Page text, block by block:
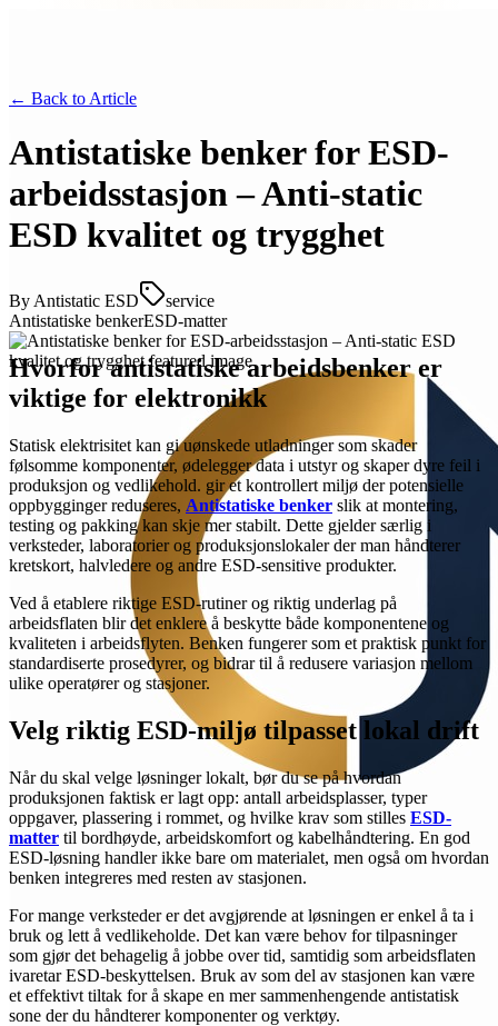
← Back to Article
Antistatiske benker for ESD-
arbeidsstasjon – Anti-static
ESD kvalitet og trygghet
By Antistatic ESD
service
Antistatiske benkerESD-matter
Hvorfor antistatiske arbeidsbenker er
viktige for elektronikk
Statisk elektrisitet kan gi uønskede utladninger som skader
følsomme komponenter, ødelegger data i utstyr og skaper dyre feil i
produksjon og vedlikehold. gir et kontrollert miljø der potensielle
oppbygginger reduseres, Antistatiske benker slik at montering,
testing og pakking kan skje mer stabilt. Dette gjelder særlig i
verksteder, laboratorier og produksjonslokaler der man håndterer
kretskort, halvledere og andre ESD-sensitive produkter.
Ved å etablere riktige ESD-rutiner og riktig underlag på
arbeidsflaten blir det enklere å beskytte både komponentene og
kvaliteten i arbeidsflyten. Benken fungerer som et praktisk punkt for
standardiserte prosedyrer, og bidrar til å redusere variasjon mellom
ulike operatører og stasjoner.
Velg riktig ESD-miljø tilpasset lokal drift
Når du skal velge løsninger lokalt, bør du se på hvordan
produksjonen faktisk er lagt opp: antall arbeidsplasser, typer
oppgaver, plassering i rommet, og hvilke krav som stilles ESD-
matter til bordhøyde, arbeidskomfort og kabelhåndtering. En god
ESD-løsning handler ikke bare om materialet, men også om hvordan
benken integreres med resten av stasjonen.
For mange verksteder er det avgjørende at løsningen er enkel å ta i
bruk og lett å vedlikeholde. Det kan være behov for tilpasninger
som gjør det behagelig å jobbe over tid, samtidig som arbeidsflaten
ivaretar ESD-beskyttelsen. Bruk av som del av stasjonen kan være
et effektivt tiltak for å skape en mer sammenhengende antistatisk
sone der du håndterer komponenter og verktøy.